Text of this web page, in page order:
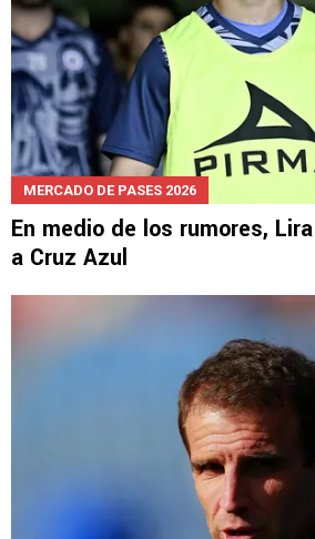
MERCADO DE PASES 2026
En medio de los rumores,
a Cruz Azul